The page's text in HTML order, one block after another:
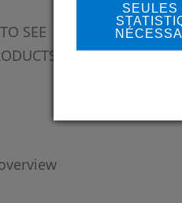
SEE
SEULES